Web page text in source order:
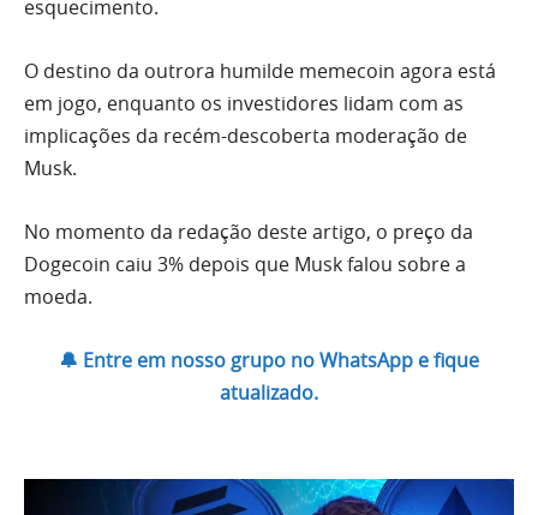
esquecimento.
O destino da outrora humilde memecoin agora está
em jogo, enquanto os investidores lidam com as
implicações da recém-descoberta moderação de
Musk.
No momento da redação deste artigo, o preço da
Dogecoin caiu 3% depois que Musk falou sobre a
moeda.
🔔 Entre em nosso grupo no WhatsApp e fique
atualizado.